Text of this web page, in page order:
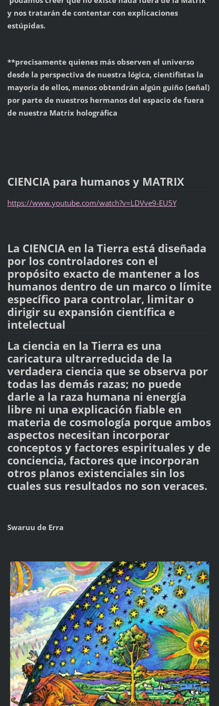
y nos tratarán de contentar con explicaciones
estúpidas.
**precisamente quienes más observen el universo
desde la perspectiva de nuestra lógica, cientifistas la
mayoría de ellos, menos obtendrán algún guiño (señal)
por parte de nuestros hermanos del espacio de fuera
de nuestra Matrix holográfica
CIENCIA para humanos y MATRIX
https://www.youtube.com/watch?v=LDVve9-EU5Y
La CIENCIA en la Tierra está diseñada
por los controladores con el
propósito exacto de mantener a los
humanos dentro de un marco o límite
específico para controlar, limitar o
dirigir su expansión científica e
intelectual
La ciencia en la Tierra es una
caricatura ultrarreducida de la
verdadera ciencia que se observa por
todas las demás razas; no puede
darle a la raza humana ni energía
libre ni una explicación fiable en
materia de cosmología porque ambos
aspectos necesitan incorporar
conceptos y factores espirituales y de
conciencia, factores que incorporan
otros planos existenciales sin los
cuales sus resultados no son veraces.
Swaruu de Erra